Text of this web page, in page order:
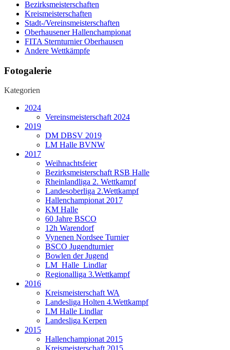
Bezirksmeisterschaften
Kreismeisterschaften
Stadt-/Vereinsmeisterschaften
Oberhausener Hallenchampionat
FITA Sternturnier Oberhausen
Andere Wettkämpfe
Fotogalerie
Kategorien
2024
Vereinsmeisterschaft 2024
2019
DM DBSV 2019
LM Halle BVNW
2017
Weihnachtsfeier
Bezirksmeisterschaft RSB Halle
Rheinlandliga 2. Wettkampf
Landesoberliga 2.Wettkampf
Hallenchampionat 2017
KM Halle
60 Jahre BSCO
12h Warendorf
Vynenen Nordsee Turnier
BSCO Jugendturnier
Bowlen der Jugend
LM_Halle_Lindlar
Regionalliga 3.Wettkampf
2016
Kreismeisterschaft WA
Landesliga Holten 4.Wettkampf
LM Halle Lindlar
Landesliga Kerpen
2015
Hallenchampionat 2015